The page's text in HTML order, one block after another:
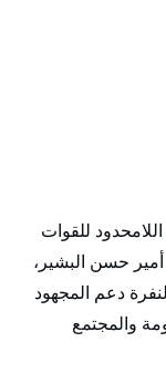
للقوات
حسن البشير،
دعم المجهود
والمجتمع